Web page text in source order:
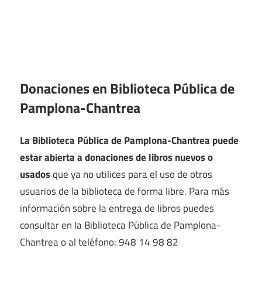
Donaciones en Biblioteca Pública de
Pamplona-Chantrea
La Biblioteca Pública de Pamplona-Chantrea puede
estar abierta a donaciones de libros nuevos o
usadosque ya no utilices para el uso de otros
usuarios de la biblioteca de forma libre. Para más
información sobre la entrega de libros puedes
consultar en la Biblioteca Pública de Pamplona-
Chantrea o al teléfono: 948 14 98 82